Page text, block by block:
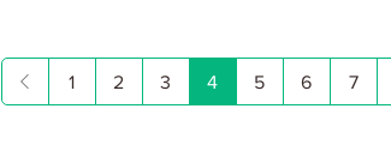
1 2 3 4 5 6 7